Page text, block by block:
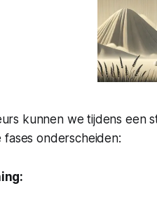
kunnen we tijdens een
fases onderscheiden: